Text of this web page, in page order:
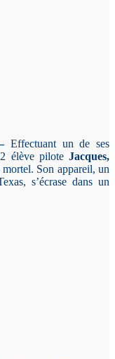
Effectuant un de ses
élève pilote Jacques,
Son appareil, un
s’écrase dans un